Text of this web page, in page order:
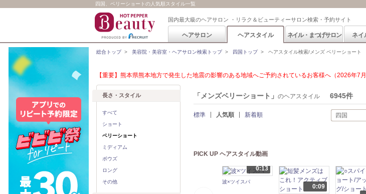
四国、ベリーショートの人気順スタイル一覧
国内最大級のヘアサロン ・リラク＆ビューティーサロン検索・予約サイト
ヘアサロン ヘアスタイル ネイル・まつげサロン ネイ
総合トップ> 美容院・美容室・ヘアサロン検索トップ> 四国トップ> ヘアスタイル検索/メンズ ベリーショート
【重要】熊本県熊本地方で発生した地震の影響のある地域へご予約されているお客様へ（2026年7月
長さ・スタイル
すべて
ショート
ベリーショート
ミディアム
ボウズ
ロング
その他
「メンズベリーショート」 のヘアスタイル 6945件
標準 人気順 新着順 四国
PICK UP ヘアスタイル動画
0:13
波×ツイスパ
0:09